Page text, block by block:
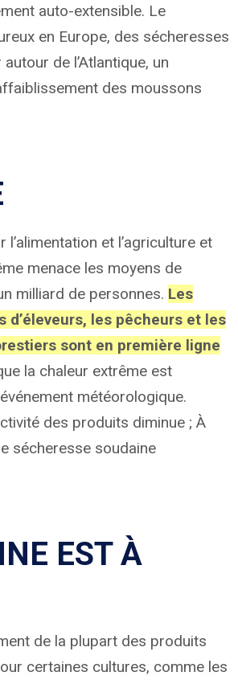
auto-extensible. Le
en Europe, des sécheresses
de l’Atlantique, un
des moussons
et l’agriculture et
menace les moyens de
milliard de personnes. Les
les pêcheurs et les
sont en première ligne
la chaleur extrême est
météorologique.
des produits diminue ; À
sécheresse soudaine
EST À
de la plupart des produits
certaines cultures, comme les